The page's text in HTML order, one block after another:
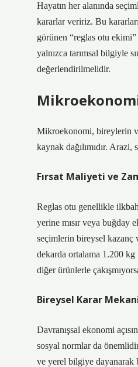
Hayatın her alanında
kararlar veririz. Bu
görünen “reglas otu
yalnızca tarımsal bilgiyle
değerlendirilmelidir.
Mikroekonomi, bireylerin
kaynak dağılımıdır.
Fırsat Maliyeti ve
Reglas otu genellikle
yerine mısır veya buğday
seçimlerin bireysel kazanç
dekarda ortalama 1.200
diğer ürünlerle
Bireysel Karar
Davranışsal ekonomi
sosyal normlar da
ve yerel bilgiye dayanarak